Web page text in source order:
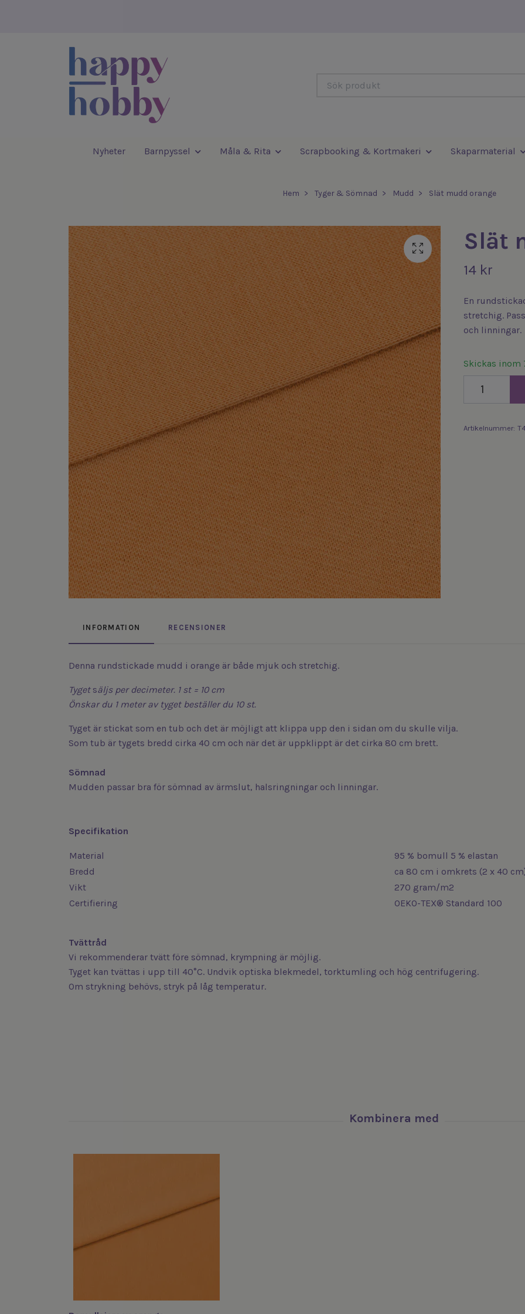
Nyheter Barnpyssel Måla & Rita Scrapbooking & Kortmakeri Skaparmaterial
Hem Tyger & Sömnad Mudd Slät mudd orange
Slät
14 kr
En
stretchig.
och linningar.
Skickas inom
Artikelnummer:
INFORMATION RECENSIONER
Denna rundstickade mudd i orange är både mjuk och stretchig.
Tyget säljsper decimeter. 1 st = 10 cm
Önskar du 1 meter av tyget beställer du 10 st.
Tyget är stickat som en tub och det är möjligt att klippa upp den i sidan om du skulle vilja.
Som tub är tygets bredd cirka 40 cm och när det är uppklippt är det cirka 80 cm brett.
Sömnad
Mudden passar bra för sömnad av ärmslut, halsringningar och linningar.
Specifikation
Material
95 % bomull 5 % elastan
Bredd
ca 80 cm i omkrets (2 x 40
Vikt
270 gram/m2
Certifiering
OEKO-TEX® Standard 100
Tvättråd
Vi rekommenderar tvätt före sömnad, krympning är möjlig.
Tyget kan tvättas i upp till 40°C. Undvik optiska blekmedel, torktumling och hög centrifugering.
Om strykning behövs, stryk på låg temperatur.